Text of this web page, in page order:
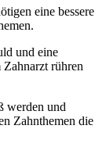
eine bessere
und eine
rühren
werden und
Zahnthemen die